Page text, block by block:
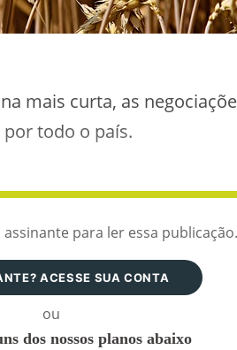
mais curta, as
todo o país.
para ler essa publicação.
ACESSE SUA CONTA
ou
dos nossos planos abaixo